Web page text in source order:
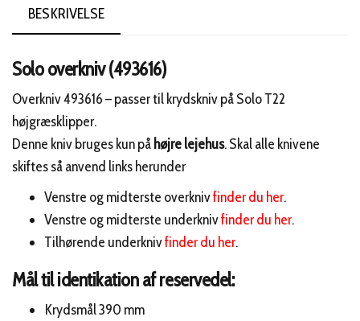
BESKRIVELSE
Solo overkniv (493616)
Overkniv 493616 – passer til krydskniv på Solo T22
højgræsklipper.
Denne kniv bruges kun påhøjre lejehus. Skal alle knivene
skiftes så anvend links herunder
Venstre og midterste overknivfinder du her.
Venstre og midterste underknivfinder du her.
Tilhørende underknivfinder du her.
Mål til identikation af reservedel:
Krydsmål 390 mm